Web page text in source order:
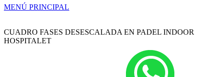
MENÚ PRINCIPAL
CUADRO FASES DESESCALADA EN PADEL INDOOR
HOSPITALET